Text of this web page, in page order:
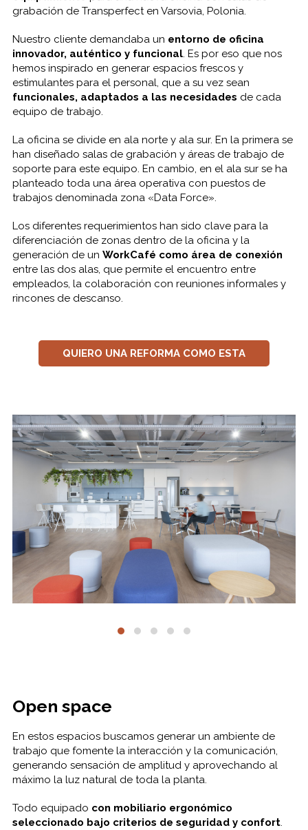
grabación de Transperfect en Varsovia, Polonia.
Nuestro cliente demandaba un entorno de oficina
innovador, auténtico y funcional. Es por eso que nos
hemos inspirado en generar espacios frescos y
estimulantes para el personal, que a su vez sean
funcionales, adaptados a las necesidades de cada
equipo de trabajo.
La oficina se divide en ala norte y ala sur. En la primera se
han diseñado salas de grabación y áreas de trabajo de
soporte para este equipo. En cambio, en el ala sur se ha
planteado toda una área operativa con puestos de
trabajos denominada zona «Data Force».
Los diferentes requerimientos han sido clave para la
diferenciación de zonas dentro de la oficina y la
generación de un WorkCafé como área de conexión
entre las dos alas, que permite el encuentro entre
empleados, la colaboración con reuniones informales y
rincones de descanso.
QUIERO UNA REFORMA COMO ESTA
Open space
En estos espacios buscamos generar un ambiente de
trabajo que fomente la interacción y la comunicación,
generando sensación de amplitud y aprovechando al
máximo la luz natural de toda la planta.
Todo equipado con mobiliario ergonómico
seleccionado bajo criterios de seguridad y confort.